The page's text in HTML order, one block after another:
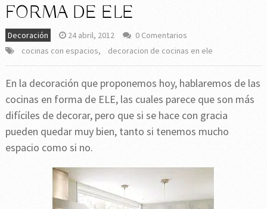
FORMA DE ELE
Decoración 24 abril, 2012
0 Comentarios
cocinas con espacios, decoracion de cocinas en ele
En la decoración que proponemos hoy, hablaremos de las
cocinas en forma de ELE, las cuales parece que son más
difíciles de decorar, pero que si se hace con gracia
pueden quedar muy bien, tanto si tenemos mucho
espacio como si no.